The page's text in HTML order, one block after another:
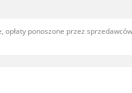
ponoszone przez